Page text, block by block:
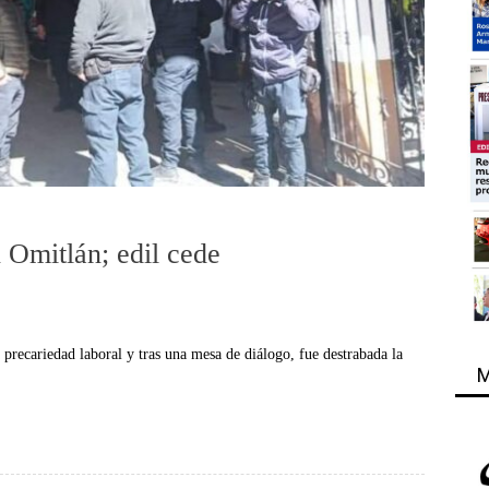
Omitlán; edil cede
laboral y tras una mesa de diálogo, fue destrabada la